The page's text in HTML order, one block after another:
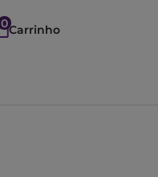
0Carrinho